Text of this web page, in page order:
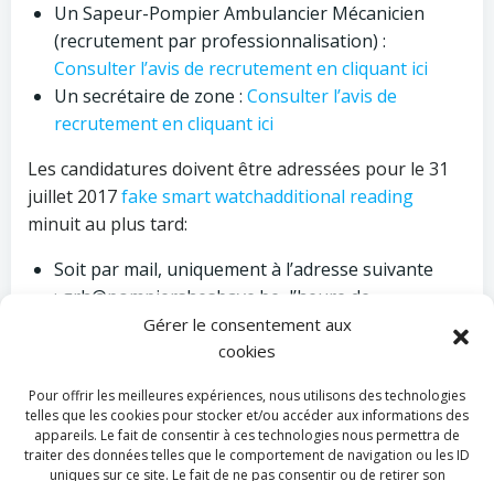
Gérer le consentement aux
cookies
Pour offrir les meilleures expériences, nous utilisons des technologies
telles que les cookies pour stocker et/ou accéder aux informations des
appareils. Le fait de consentir à ces technologies nous permettra de
traiter des données telles que le comportement de navigation ou les ID
uniques sur ce site. Le fait de ne pas consentir ou de retirer son
Un Sapeur-Pompier Ambulancier Mécanicien
(recrutement par professionnalisation) :
Consulter l’avis de recrutement en cliquant ici
Un secrétaire de zone : Consulter l’avis de
recrutement en cliquant ici
Les candidatures doivent être adressées pour le 31
juillet 2017fake smart watchadditional reading
minuit au plus tard:
Soit par mail, uniquement à l’adresse suivante
: grh@pompiershesbaye.be, l’heure de
réception du mail faisant foi.
Soit par courrier recommandé ou dépôt au
humaines, contre accusé de réception, à
l’adresse :
Rue Joseph Wauters 65 – 4280 Hannut.